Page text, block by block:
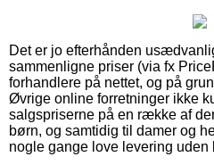
Det er jo efterhånden
sammenligne priser (via fx
forhandlere på nettet, og på
Øvrige online forretninger ikke
salgspriserne på en række af
børn, og samtidig til damer og
nogle gange love levering uden